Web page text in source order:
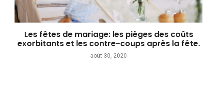
Les fêtes de mariage: les pièges des coûts
exorbitants et les contre-coups après la fête.
août 30, 2020